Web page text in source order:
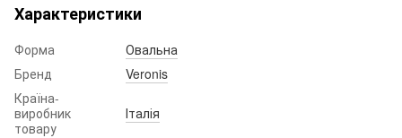
Характеристики
Форма
Овальна
Бренд
Veronis
Країна-
виробник
товару
Італія